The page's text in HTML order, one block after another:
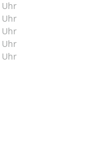
Uhr
Uhr
Uhr
Uhr
Uhr